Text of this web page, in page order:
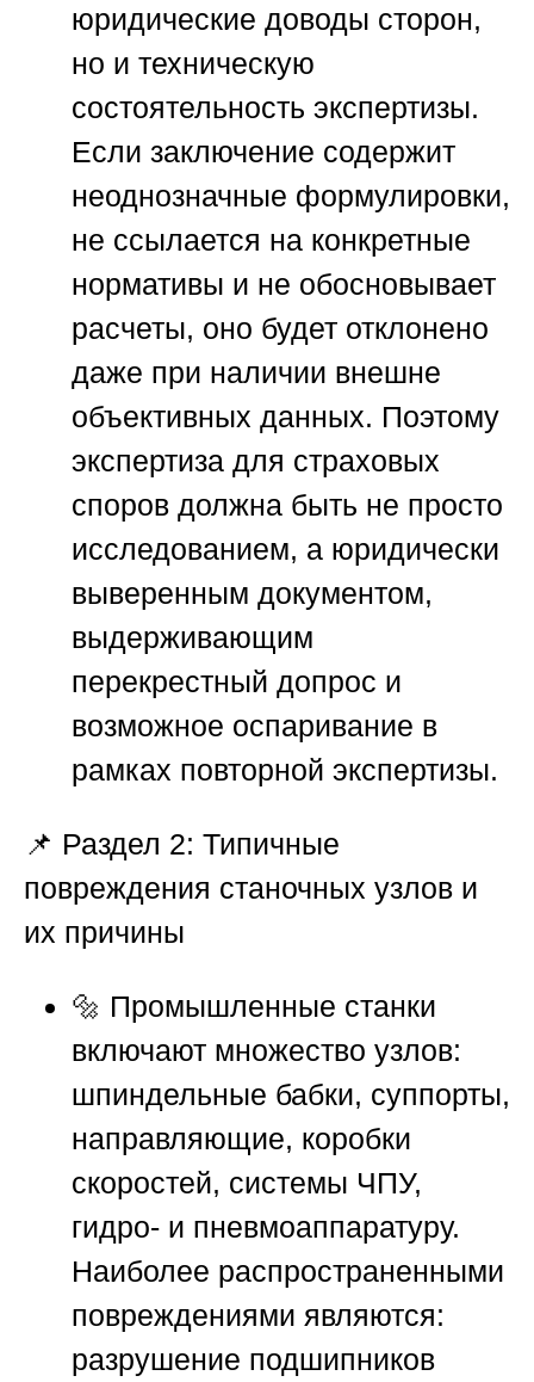
юридические доводы сторон,
но и техническую
состоятельность экспертизы.
Если заключение содержит
неоднозначные формулировки,
не ссылается на конкретные
нормативы и не обосновывает
расчеты, оно будет отклонено
даже при наличии внешне
объективных данных. Поэтому
экспертиза для страховых
споров должна быть не просто
исследованием, а юридически
выверенным документом,
выдерживающим
перекрестный допрос и
возможное оспаривание в
рамках повторной экспертизы.
📌 Раздел 2: Типичные
повреждения станочных узлов и
их причины
🔩 Промышленные станки
включают множество узлов:
шпиндельные бабки, суппорты,
направляющие, коробки
скоростей, системы ЧПУ,
гидро- и пневмоаппаратуру.
Наиболее распространенными
повреждениями являются:
разрушение подшипников